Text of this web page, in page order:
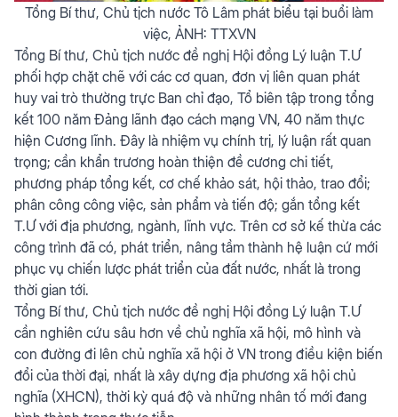
Tổng Bí thư, Chủ tịch nước Tô Lâm phát biểu tại buổi làm
việc, ẢNH: TTXVN
Tổng Bí thư, Chủ tịch nước đề nghị Hội đồng Lý luận T.Ư
phối hợp chặt chẽ với các cơ quan, đơn vị liên quan phát
huy vai trò thường trực Ban chỉ đạo, Tổ biên tập trong tổng
kết 100 năm Đảng lãnh đạo cách mạng VN, 40 năm thực
hiện Cương lĩnh. Đây là nhiệm vụ chính trị, lý luận rất quan
trọng; cần khẩn trương hoàn thiện đề cương chi tiết,
phương pháp tổng kết, cơ chế khảo sát, hội thảo, trao đổi;
phân công công việc, sản phẩm và tiến độ; gắn tổng kết
T.Ư với địa phương, ngành, lĩnh vực. Trên cơ sở kế thừa các
công trình đã có, phát triển, nâng tầm thành hệ luận cứ mới
phục vụ chiến lược phát triển của đất nước, nhất là trong
thời gian tới.
Tổng Bí thư, Chủ tịch nước đề nghị Hội đồng Lý luận T.Ư
cần nghiên cứu sâu hơn về chủ nghĩa xã hội, mô hình và
con đường đi lên chủ nghĩa xã hội ở VN trong điều kiện biến
đổi của thời đại, nhất là xây dựng địa phương xã hội chủ
nghĩa (XHCN), thời kỳ quá độ và những nhân tố mới đang